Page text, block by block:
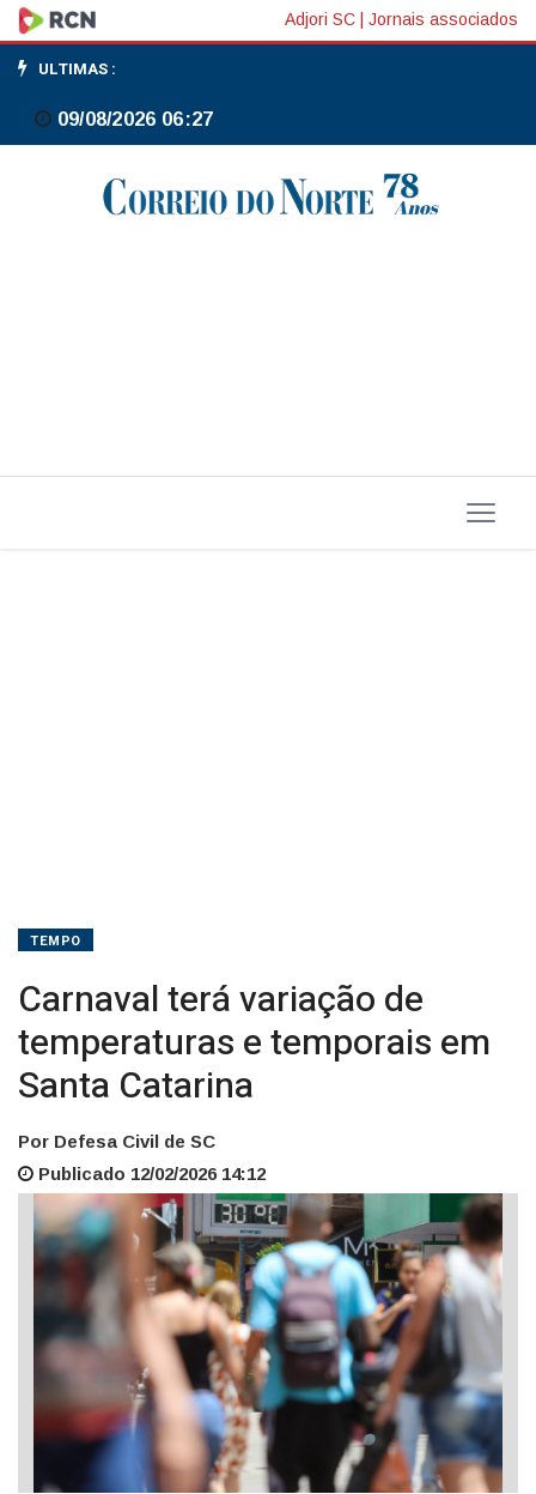
Carnaval
terá
variação
temperaturas
Catarina
Adjori SC Jornais associados
ULTIMAS :
09/08/2026 06:27
TEMPO
Carnaval terá variação de
temperaturas e temporais em
Santa Catarina
Por Defesa Civil de SC
Publicado 12/02/2026 14:12